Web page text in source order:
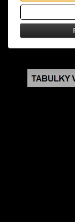
využijete na
rozměry:
cm, karabina